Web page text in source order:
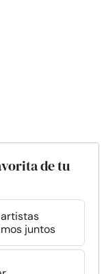
de tu
juntos